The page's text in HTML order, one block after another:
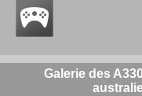
Galerie des